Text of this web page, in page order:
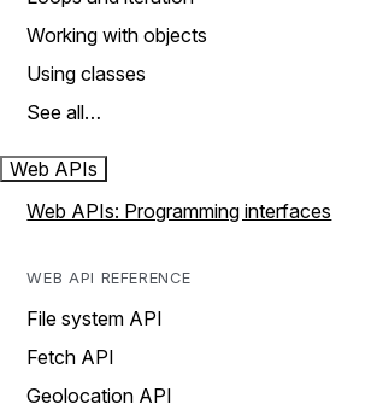
Working with objects
Using classes
See all…
Web APIs
Web APIs: Programming interfaces
WEB API REFERENCE
File system API
Fetch API
Geolocation API